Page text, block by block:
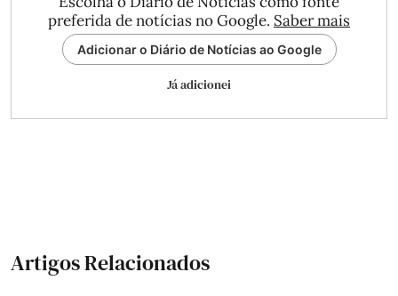
preferida de notícias no Google. Saber mais
Adicionar o Diário de Notícias ao Google
Já adicionei
Artigos Relacionados